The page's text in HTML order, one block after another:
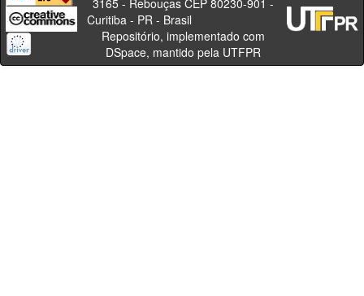
3165 - Rebouças CEP 80230-901 -
Curitiba - PR - Brasil
Repositório, implementado com
DSpace, mantido pela UTFPR